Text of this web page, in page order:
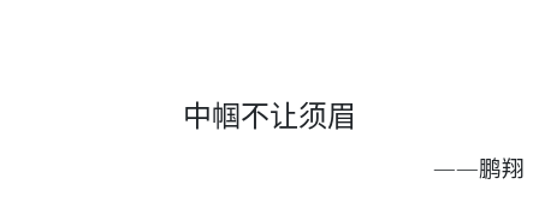
中帼不让须眉
——鹏翔